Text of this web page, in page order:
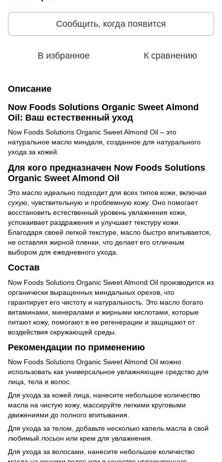
Сообщить, когда появится
В избранное К сравнению
Описание
Now Foods Solutions Organic Sweet Almond
Oil: Ваш естественный уход
Now Foods Solutions Organic Sweet Almond Oil – это
натуральное масло миндаля, созданное для натурального
ухода за кожей.
Для кого предназначен Now Foods Solutions
Organic Sweet Almond Oil
Это масло идеально подходит для всех типов кожи, включая
сухую, чувствительную и проблемную кожу. Оно помогает
восстановить естественный уровень увлажнения кожи,
успокаивает раздражения и улучшает текстуру кожи.
Благодаря своей легкой текстуре, масло быстро впитывается,
не оставляя жирной пленки, что делает его отличным
выбором для ежедневного ухода.
Состав
Now Foods Solutions Organic Sweet Almond Oil производится из
органически выращенных миндальных орехов, что
гарантирует его чистоту и натуральность. Это масло богато
витаминами, минералами и жирными кислотами, которые
питают кожу, помогают в ее регенерации и защищают от
воздействия окружающей среды.
Рекомендации по применению
Now Foods Solutions Organic Sweet Almond Oil можно
использовать как универсальное увлажняющее средство для
лица, тела и волос.
Для ухода за кожей лица, нанесите небольшое количество
масла на чистую кожу, массируйте легкими круговыми
движениями до полного впитывания.
Для ухода за телом, добавьте несколько капель масла в свой
любимый лосьон или крем для увлажнения.
Для ухода за волосами, нанесите небольшое количество